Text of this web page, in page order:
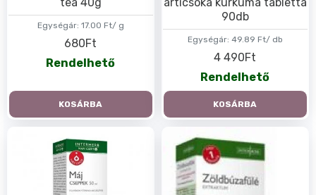
Egységár: 17.00 Ft/ g
680Ft
Rendelhető
KOSÁRBA
Egységár: 49.89 Ft/ db
90db
4 490Ft
Rendelhető
KOSÁRBA